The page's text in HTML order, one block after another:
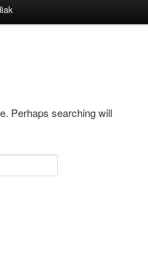
Perhaps searching will